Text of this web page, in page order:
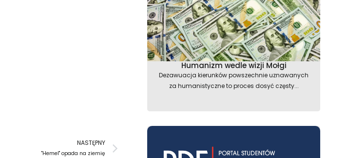
NASTĘPNY
"Hemel" opada na ziemię
Humanizm wedle wizji Mołgi
Dezawuacja kierunków powszechnie uznawanych
za humanistyczne to proces dosyć częsty...